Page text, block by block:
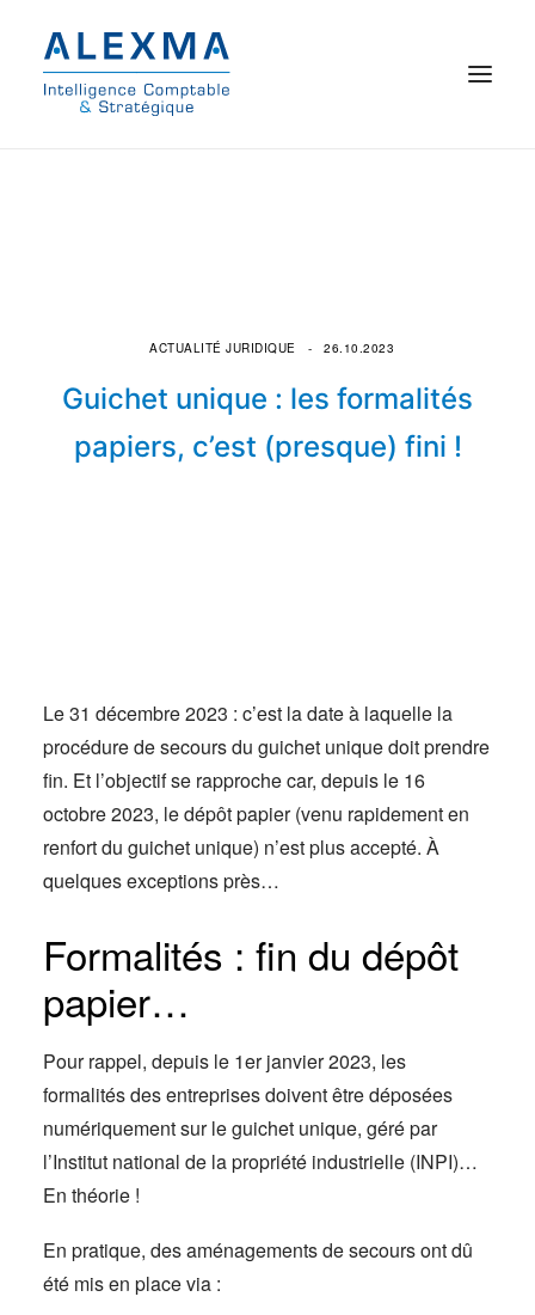
Commissariat aux comptes
On parle de nous
© 2021 Alexma
Guichet unique : les formalités
papiers, c’est (presque) fini !
26.10.2023
ACTUALITÉ JURIDIQUE
Le 31 décembre 2023 : c’est la date à laquelle la
procédure de secours du guichet unique doit prendre
fin. Et l’objectif se rapproche car, depuis le 16
octobre 2023, le dépôt papier (venu rapidement en
renfort du guichet unique) n’est plus accepté. À
quelques exceptions près…
Formalités : fin du dépôt
papier…
Pour rappel, depuis le 1er janvier 2023, les
formalités des entreprises doivent être déposées
numériquement sur le guichet unique, géré par
l’Institut national de la propriété industrielle (INPI)…
En théorie !
En pratique, des aménagements de secours ont dû
été mis en place via :